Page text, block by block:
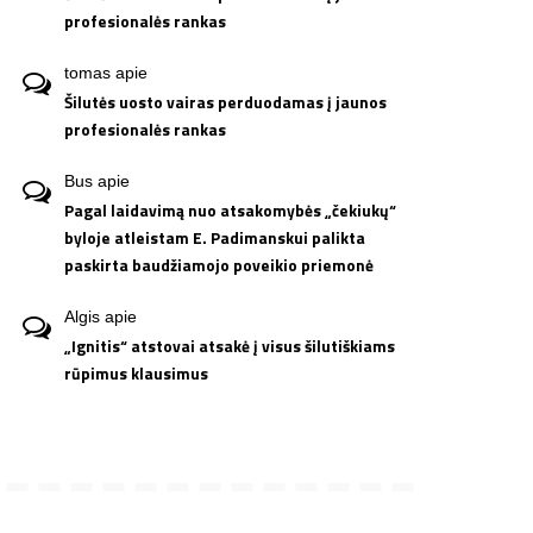
profesionalės rankas
tomas apie
Šilutės uosto vairas perduodamas į jaunos
profesionalės rankas
Bus apie
Pagal laidavimą nuo atsakomybės „čekiukų“
byloje atleistam E. Padimanskui palikta
paskirta baudžiamojo poveikio priemonė
Algis apie
„Ignitis“ atstovai atsakė į visus šilutiškiams
rūpimus klausimus